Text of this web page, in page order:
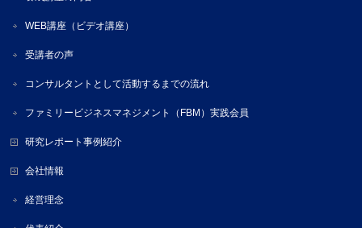
WEB講座（ビデオ講座）
受講者の声
コンサルタントとして活動するまでの流れ
ファミリービジネスマネジメント（FBM）実践会員
研究レポート事例紹介
会社情報
経営理念